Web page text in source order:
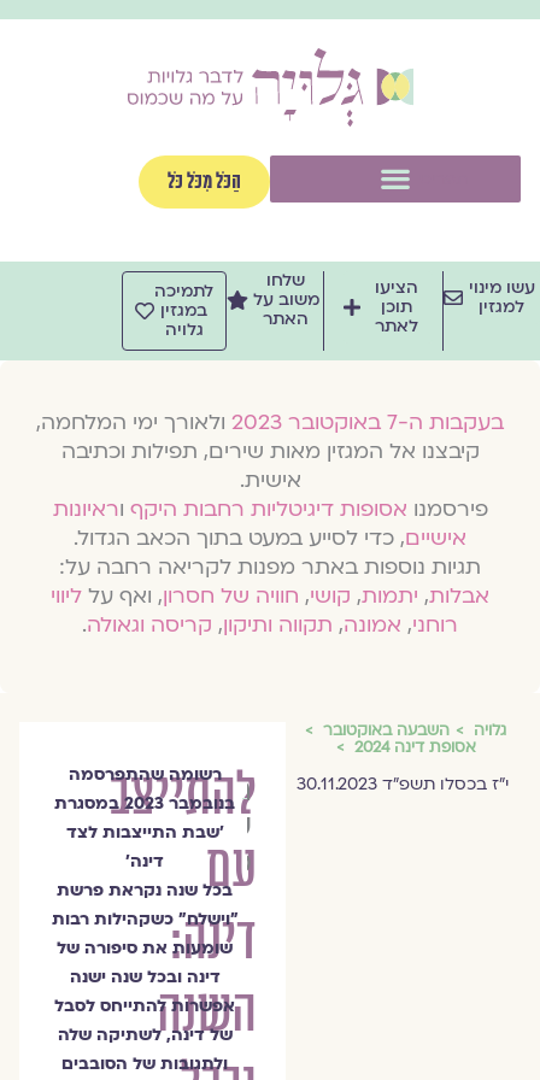
הַכֹּל מִכֹּל כֹּל
מינוי
למגזין
הציעו
תוכן
לאתר
שלחו
משוב על
האתר
לתמיכה
במגזין
גלויה
בעקבות ה-7 באוקטובר 2023
ולאורך ימי המלחמה,
קיבצנו אל המגזין מאות שירים, תפילות וכתיבה
אישית.
פירסמנואסופות דיגיטליות רחבות היקףוראיונות
אישיים, כדי לסייע במעט בתוך הכאב הגדול.
תגיות נוספות באתר מפנות לקריאה רחבה על:
אבלות,יתמות,קושי,חוויה של חסרון, ואף עלליווי
רוחני,אמונה,תקווה ותיקון,קריסה וגאולה.
גלויה השבעה באוקטובר
אסופת דינה 2024
י״ז בכסלו תשפ״ד 30.11.2023
להתייצב
עם
דינה:
השנה
הרבנית
שרה
סגל־כץ
רשומה שהתפרסמה
בנובמבר 2023 במסגרת
׳שבת התייצבות לצד
דינה׳
בכל שנה נקראת פרשת
״וישלח״ כשקהילות רבות
שומעות את סיפורה של
דינה ובכל שנה ישנה
אפשרות להתייחס לסבל
של דינה, לשתיקה שלה
ולתגובות של הסובבים